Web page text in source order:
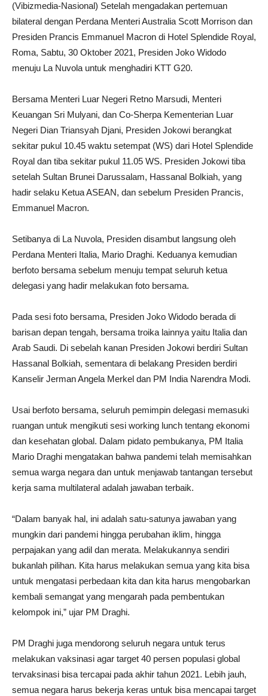
(Vibizmedia-Nasional) Setelah mengadakan pertemuan
bilateral dengan Perdana Menteri Australia Scott Morrison dan
Presiden Prancis Emmanuel Macron di Hotel Splendide Royal,
Roma, Sabtu, 30 Oktober 2021, Presiden Joko Widodo
menuju La Nuvola untuk menghadiri KTT G20.
Bersama Menteri Luar Negeri Retno Marsudi, Menteri
Keuangan Sri Mulyani, dan Co-Sherpa Kementerian Luar
Negeri Dian Triansyah Djani, Presiden Jokowi berangkat
sekitar pukul 10.45 waktu setempat (WS) dari Hotel Splendide
Royal dan tiba sekitar pukul 11.05 WS. Presiden Jokowi tiba
setelah Sultan Brunei Darussalam, Hassanal Bolkiah, yang
hadir selaku Ketua ASEAN, dan sebelum Presiden Prancis,
Emmanuel Macron.
Setibanya di La Nuvola, Presiden disambut langsung oleh
Perdana Menteri Italia, Mario Draghi. Keduanya kemudian
berfoto bersama sebelum menuju tempat seluruh ketua
delegasi yang hadir melakukan foto bersama.
Pada sesi foto bersama, Presiden Joko Widodo berada di
barisan depan tengah, bersama troika lainnya yaitu Italia dan
Arab Saudi. Di sebelah kanan Presiden Jokowi berdiri Sultan
Hassanal Bolkiah, sementara di belakang Presiden berdiri
Kanselir Jerman Angela Merkel dan PM India Narendra Modi.
Usai berfoto bersama, seluruh pemimpin delegasi memasuki
ruangan untuk mengikuti sesi working lunch tentang ekonomi
dan kesehatan global. Dalam pidato pembukanya, PM Italia
Mario Draghi mengatakan bahwa pandemi telah memisahkan
semua warga negara dan untuk menjawab tantangan tersebut
kerja sama multilateral adalah jawaban terbaik.
“Dalam banyak hal, ini adalah satu-satunya jawaban yang
mungkin dari pandemi hingga perubahan iklim, hingga
perpajakan yang adil dan merata. Melakukannya sendiri
bukanlah pilihan. Kita harus melakukan semua yang kita bisa
untuk mengatasi perbedaan kita dan kita harus mengobarkan
kembali semangat yang mengarah pada pembentukan
kelompok ini,” ujar PM Draghi.
PM Draghi juga mendorong seluruh negara untuk terus
melakukan vaksinasi agar target 40 persen populasi global
tervaksinasi bisa tercapai pada akhir tahun 2021. Lebih jauh,
semua negara harus bekerja keras untuk bisa mencapai target